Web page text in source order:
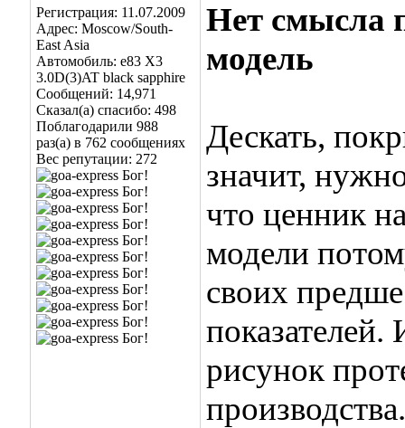
Регистрация: 11.07.2009
Адрес: Moscow/South-
East Asia
Автомобиль: е83 Х3
3.0D(3)AT black sapphire
Сообщений: 14,971
Сказал(а) спасибо: 498
Поблагодарили 988
раз(а) в 762 сообщениях
Вес репутации: 272
Нет смысла
модель
Дескать,
значит,
что ценник
модели
своих
рисунок